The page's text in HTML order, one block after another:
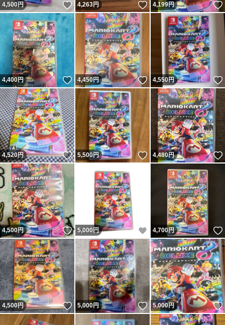
4,500円 いいね！
4,263円 いいね！
4,199円
4,400円 いいね！
4,450円 いいね！
4,550円
4,520円 いいね！
5,500円 いいね！
4,480円
4,500円 いいね！
5,000 円 いいね！
4,700円
4,500円 いいね！
5,000円 いいね！
5,000円